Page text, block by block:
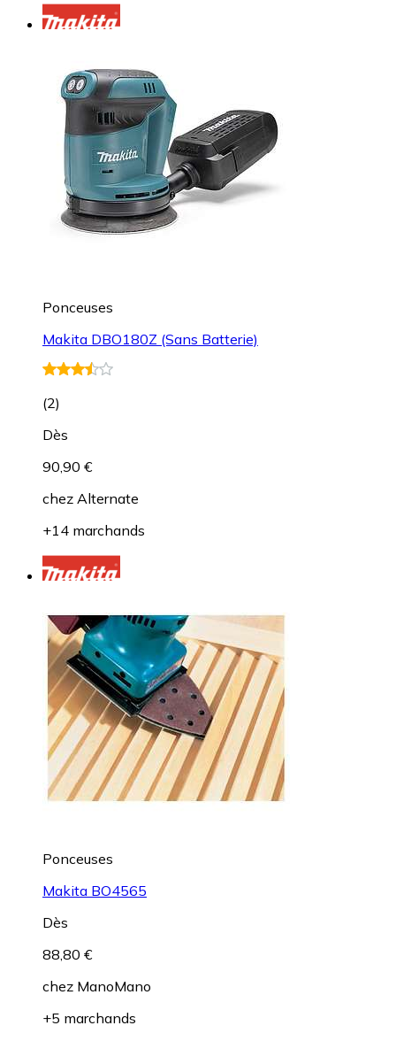
Ponceuses
Makita DBO180Z (Sans Batterie)
(2)
Dès
90,90 €
chez Alternate
+14 marchands
Ponceuses
Makita BO4565
Dès
88,80 €
chez ManoMano
+5 marchands